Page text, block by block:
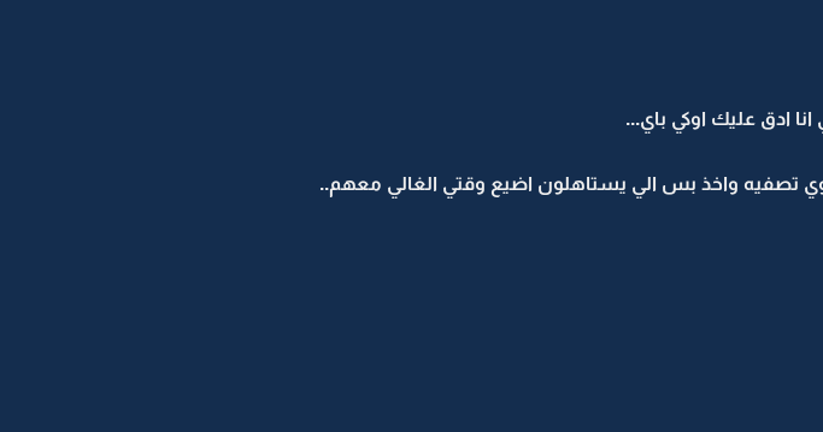
ادق عليك اوكي باي...
تصفيه واخذ بس الي يستاهلون اضيع وقتي الغالي معهم..